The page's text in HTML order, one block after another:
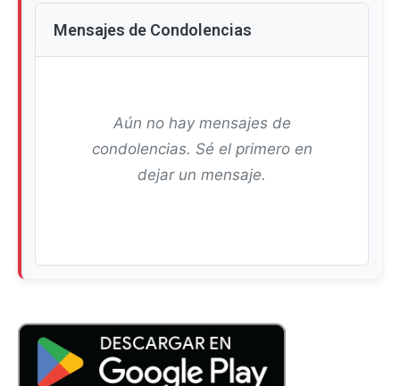
Mensajes de Condolencias
Aún no hay mensajes de
condolencias. Sé el primero en
dejar un mensaje.